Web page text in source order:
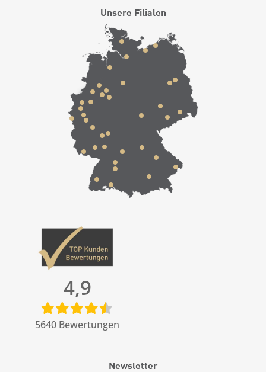
Unsere Filialen
4,9
5640 Bewertungen
Newsletter